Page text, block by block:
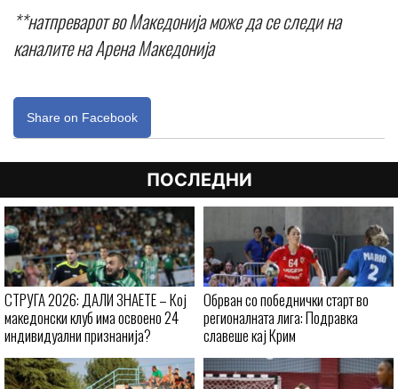
**натпреварот во Македонија може да се следи на
каналите на Арена Македонија
Share on Facebook
ПОСЛЕДНИ
СТРУГА 2026: ДАЛИ ЗНАЕТЕ – Кој
македонски клуб има освоено 24
индивидуални признанија?
Обрван со победнички старт во
регионалната лига: Подравка
славеше кај Крим